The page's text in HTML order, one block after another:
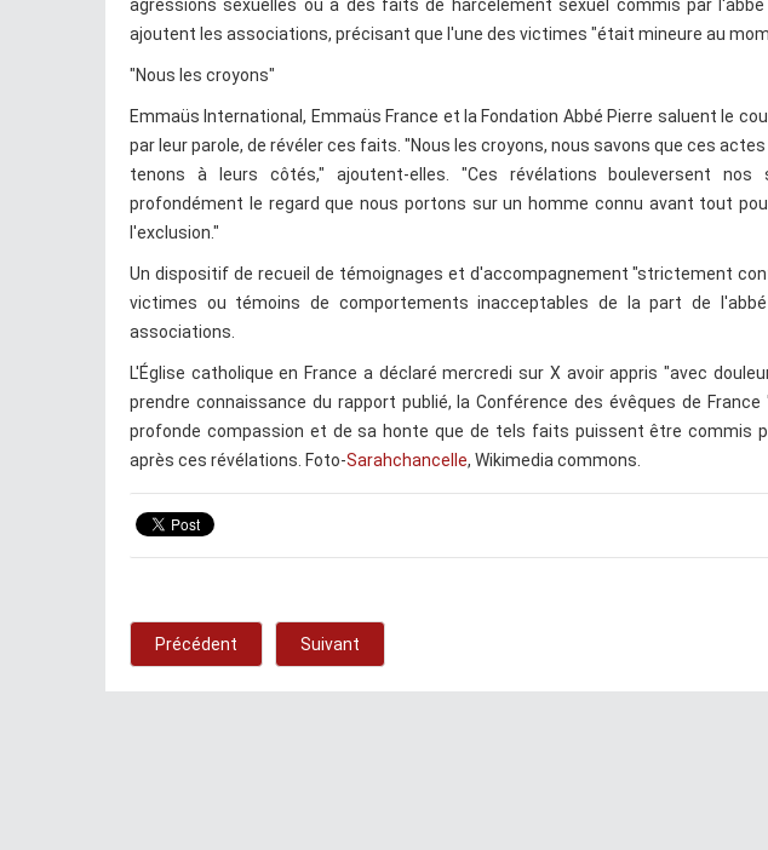
agressions sexuelles ou à des faits de harcèlement sexuel commis par
ajoutent les associations, précisant que l'une des victimes "était mineure au
"Nous les croyons"
Emmaüs International, Emmaüs France et la Fondation Abbé Pierre saluent le
par leur parole, de révéler ces faits. "Nous les croyons, nous savons que ces
tenons à leurs côtés," ajoutent-elles. "Ces révélations bouleversent
profondément le regard que nous portons sur un homme connu avant tout
l'exclusion."
Un dispositif de recueil de témoignages et d'accompagnement "strictement
victimes ou témoins de comportements inacceptables de la part de
associations.
L'Église catholique en France a déclaré mercredi sur X avoir appris "avec
prendre connaissance du rapport publié, la Conférence des évêques de
profonde compassion et de sa honte que de tels faits puissent être commis
après ces révélations. Foto-Sarahchancelle, Wikimedia commons.
Précédent Suivant